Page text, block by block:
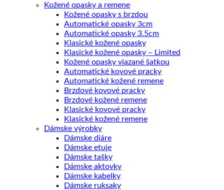
Kožené opasky a remene
Kožené opasky s brzdou
Automatické opasky 3cm
Automatické opasky 3.5cm
Klasické kožené opasky
Klasické kožené opasky – Limited
Kožené opasky viazané šatkou
Automatické kovové pracky
Automatické kožené remene
Brzdové kovové pracky
Brzdové kožené remene
Klasické kovové pracky
Klasické kožené remene
Dámske výrobky
Dámske diáre
Dámske etuje
Dámske tašky
Dámske aktovky
Dámske kabelky
Dámske ruksaky